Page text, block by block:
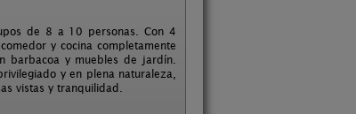
de 8 a 10 personas. Con 4
y cocina completamente
barbacoa y muebles de jardín.
y en plena naturaleza,
vistas y tranquilidad.